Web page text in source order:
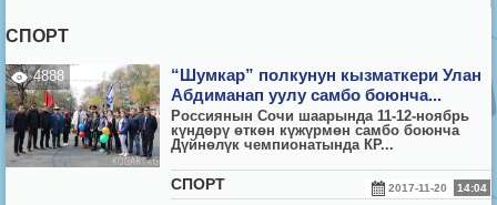
СПОРТ
4888
“Шумкар” полкунун кызматкери Улан
Абдиманап уулу самбо боюнча...
Россиянын Сочи шаарында 11-12-ноябрь
күндөрү өткөн күжүрмөн самбо боюнча
Дүйнөлүк чемпионатында КР...
СПОРТ 2017-11-20 14:04